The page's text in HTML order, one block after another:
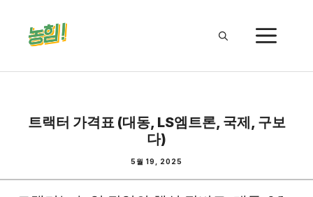
content
트랙터 가격표 (대동, LS엠트론, 국제, 구보
다)
5월 19, 2025